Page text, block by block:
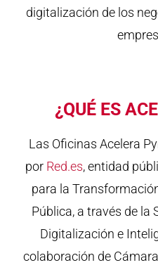
digitalización de los
¿QUÉ ES
Las Oficinas Acelera
por Red.es, entidad
para la
Pública, a través de la
Digitalización e
colaboración de